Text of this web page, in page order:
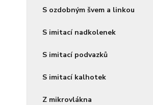
S ozdobným švem a linkou
S imitací nadkolenek
S imitací podvazků
S imitací kalhotek
Z mikrovlákna